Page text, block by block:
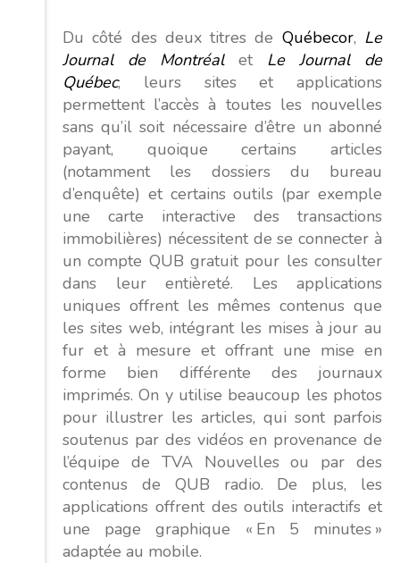
Du côté des deux titres de Québecor, Le
Journal de Montréalet Le Journal de
Québec, leurs sites et applications
permettent l’accès à toutes les nouvelles
sans qu’il soit nécessaire d’être un abonné
payant, quoique certains articles
(notamment les dossiers du bureau
d’enquête) et certains outils (par exemple
une carte interactive des transactions
immobilières) nécessitent de se connecter à
un compte QUB gratuit pour les consulter
dans leur entièreté. Les applications
uniques offrent les mêmes contenus que
les sites web, intégrant les mises à jour au
fur et à mesure et offrant une mise en
forme bien différente des journaux
imprimés. On y utilise beaucoup les photos
pour illustrer les articles, qui sont parfois
soutenus par des vidéos en provenance de
l’équipe de TVA Nouvelles ou par des
contenus de QUB radio. De plus, les
applications offrent des outils interactifs et
une page graphique « En 5 minutes »
adaptée au mobile.